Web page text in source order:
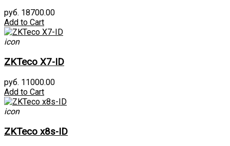
руб. 18700.00
Add to Cart
icon
ZKTeco X7-ID
руб. 11000.00
Add to Cart
icon
ZKTeco x8s-ID